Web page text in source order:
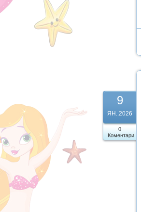
9
ЯН..2026
0
Коментари